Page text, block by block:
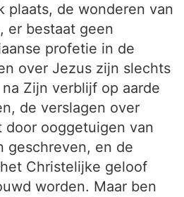
plaats, de wonderen van
er bestaat geen
profetie in de
over Jezus zijn slechts
Zijn verblijf op aarde
de verslagen over
door ooggetuigen van
geschreven, en de
Christelijke geloof
worden. Maar ben